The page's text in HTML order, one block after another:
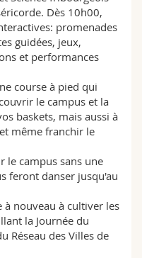
Dès 10h00,
promenades
guidées, jeux,
et performances
course à pied qui
le campus et la
baskets, mais aussi à
même franchir le
le campus sans une
feront danser jusqu'au
à nouveau à cultiver les
la Journée du
Réseau des Villes de